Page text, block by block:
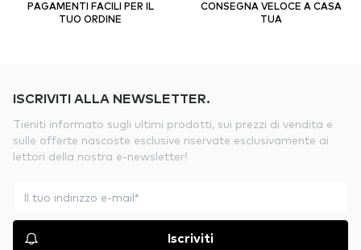
PAGAMENTI FACILI PER IL
TUO ORDINE
CONSEGNA VELOCE A CASA
TUA
ISCRIVITI ALLA NEWSLETTER.
Tieniti informato sugli ultimi prodotti, sui prezzi di vendita e
sulle offerte nascoste esclusive riservate esclusivamente ai
lettori della nostra e-newsletter!
Iscriviti